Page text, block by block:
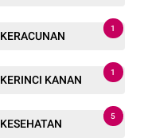
KERACUNAN
1
KERINCI KANAN
1
KESEHATAN
5